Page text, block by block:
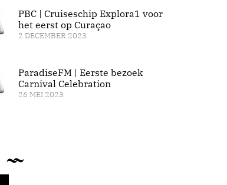
PBC | Cruiseschip Explora1 voor
het eerst op Curaçao
2 DECEMBER 2023
ParadiseFM | Eerste bezoek
Carnival Celebration
26 MEI 2023